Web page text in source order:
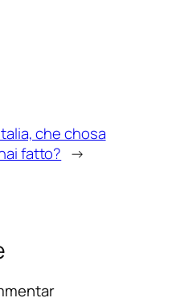
che chosa
fatto? →